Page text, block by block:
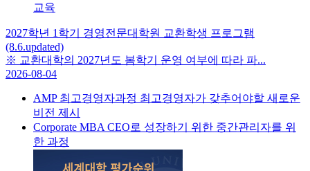
교육
2027학년 1학기 경영전문대학원 교환학생 프로그램
(8.6.updated)
※ 교환대학의 2027년도 봄학기 운영 여부에 따라 파...
2026-08-04
AMP 최고경영자과정 최고경영자가 갖추어야할 새로운
비전 제시
Corporate MBA CEO로 성장하기 위한 중간관리자를 위
한 과정